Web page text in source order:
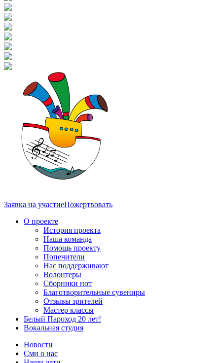
Заявка на участиеПожертвовать
О проекте
История проекта
Наша команда
Помощь проекту
Попечители
Нас поддерживают
Волонтеры
Сборники нот
Благотворительные сувениры
Отзывы зрителей
Мастер классы
Белый Пароход 20 лет!
Вокальная студия
Новости
Сми о нас